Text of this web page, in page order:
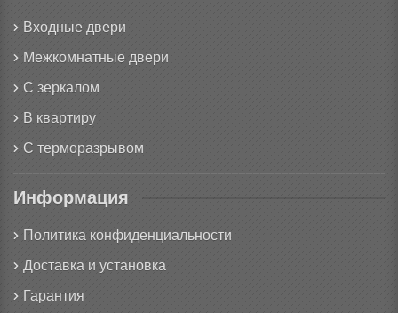
Входные двери
Межкомнатные двери
С зеркалом
В квартиру
С терморазрывом
Информация
Политика конфиденциальности
Доставка и установка
Гарантия